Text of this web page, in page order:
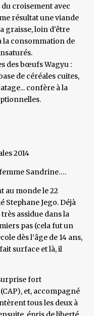
croisement avec
résultat une viande
graisse, loin d'être
la consommation de
des bœufs Wagyu :
de céréales cuites,
confère à la
2014
Sandrine….
au monde le 22
Stephane Jego. Déjà
assidue dans la
pas (cela fut un
dès l’âge de 14 ans,
surface et là, il
fort
et, accompagné
tous les deux à